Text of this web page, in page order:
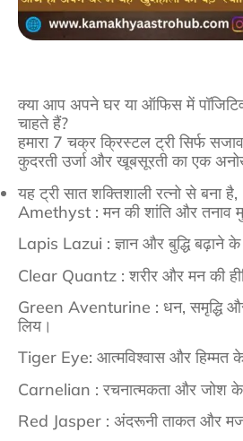
क्या आप अपने घर या ऑफिस में पॉजिटिव
चाहते हैं?
हमारा 7 चक्र क्रिस्टल ट्री सिर्फ
कुदरती उर्जा और खूबसूरती का एक
यह ट्री सात शक्तिशाली रत्नो से बना है,
Amethyst : मन की शांति और तनाव
Lapis Lazui : ज्ञान और बुद्धि बढ़ाने के
Clear Quantz : शरीर और मन की
Green Aventurine : धन, समृद्धि
लिय।
Tiger Eye: आत्मविश्वास और हिम्मत
Carnelian : रचनात्मकता और जोश के
Red Jasper : अंदरूनी ताकत और